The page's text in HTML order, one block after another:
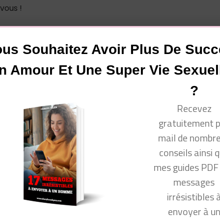
!
groups/communautecyprine/
consulter mon site Conseils Séduction Femmes ou me
groups/conseilsseductionfemmes/
produit_bio/
Souhaitez Avoir Plus De
Amour Et Une Super Vie
?
Recevez
gratuitement
mail de
conseils ainsi
mes guides
messages
irrésistibles
envoyer à un